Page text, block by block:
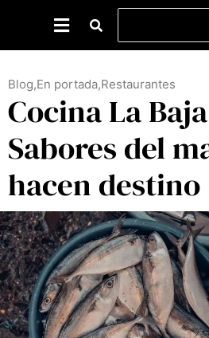
Blog,En portada,Restaurantes
Cocina La
Sabores del
hacen destino